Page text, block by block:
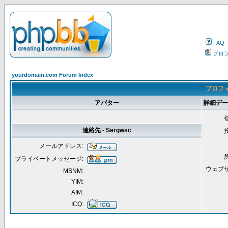
FAQ
プロ
yourdomain.com Forum Index
プロフ
アバター
詳細デ
ウェブ
連絡先 - Sergwsc
メールアドレス:
プライベートメッセージ:
MSNM:
YIM:
AIM:
ICQ: